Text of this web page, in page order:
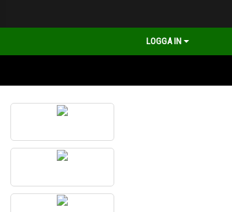
LOGGA IN